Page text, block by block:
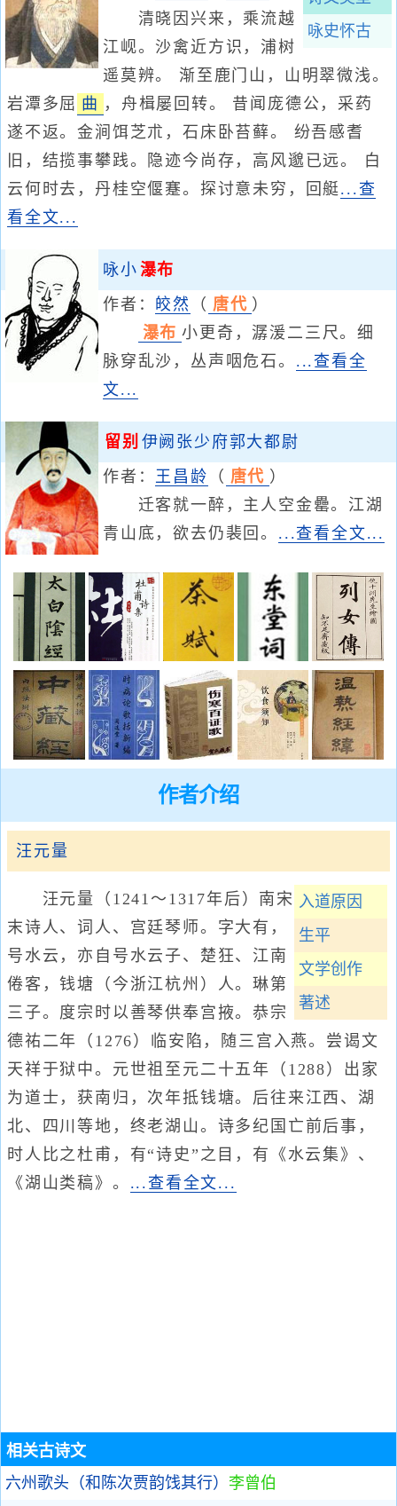
咏史怀古
清晓因兴来，乘流越
江岘。沙禽近方识，浦树
遥莫辨。 渐至鹿门山，山明翠微浅。
岩潭多屈 曲 ，舟楫屡回转。 昔闻庞德公，采药
遂不返。金涧饵芝朮，石床卧苔藓。 纷吾感耆
旧，结揽事攀践。隐迹今尚存，高风邈已远。 白
云何时去，丹桂空偃蹇。探讨意未穷，回艇...查
看全文...
咏小 瀑布
作者： 皎然 （ 唐代 ）
瀑布 小更奇，潺湲二三尺。细
脉穿乱沙，丛声咽危石。 ...查看全
文...
留别 伊阙张少府郭大都尉
作者： 王昌龄 （ 唐代 ）
迁客就一醉，主人空金罍。江湖
青山底，欲去仍裴回。 ...查看全文...
作者介绍
汪元量
入道原因
生平
文学创作
著述
汪元量（1241～1317年后）南宋
末诗人、词人、宫廷琴师。字大有，
号水云，亦自号水云子、楚狂、江南
倦客，钱塘（今浙江杭州）人。琳第
三子。度宗时以善琴供奉宫掖。恭宗
德祐二年（1276）临安陷，随三宫入燕。尝谒文
天祥于狱中。元世祖至元二十五年（1288）出家
为道士，获南归，次年抵钱塘。后往来江西、湖
北、四川等地，终老湖山。诗多纪国亡前后事，
时人比之杜甫，有“诗史”之目，有《水云集》、
《湖山类稿》。 ...查看全文...
相关古诗文
六州歌头（和陈次贾韵饯其行） 李曾伯